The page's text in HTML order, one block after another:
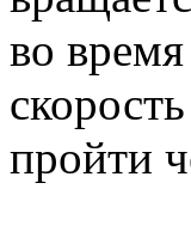
во
скорость
пройти